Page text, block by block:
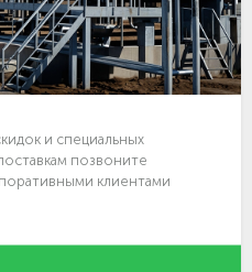
и специальных
позвоните
клиентами